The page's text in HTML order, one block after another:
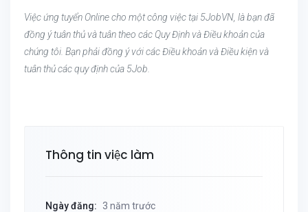
Việc ứng tuyển Online cho một công việc tại 5JobVN, là bạn đã
đồng ý tuân thủ và tuân theo các Quy Định và Điều khoản của
chúng tôi. Bạn phải đồng ý với các Điều khoản và Điều kiện và
tuân thủ các quy định của 5Job.
Thông tin việc làm
Ngày đăng: 3 năm trước